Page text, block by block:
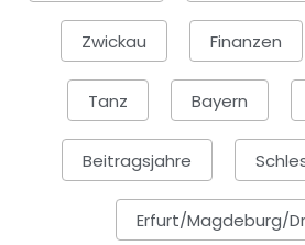
Zwickau Finanzen
Tanz Bayern
Beitragsjahre
Erfurt/Magdeburg/